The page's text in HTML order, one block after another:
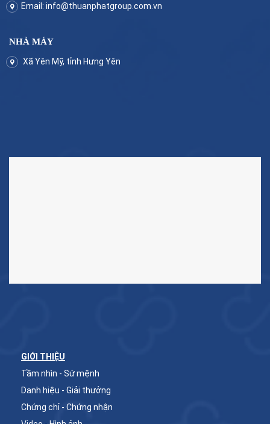
Email: info@thuanphatgroup.com.vn
NHÀ MÁY
Xã Yên Mỹ, tỉnh Hưng Yên
GIỚI THIỆU
Tầm nhìn - Sứ mệnh
Danh hiệu - Giải thưởng
Chứng chỉ - Chứng nhận